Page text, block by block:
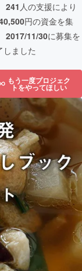
241 人の支援により
円の資金を集
2017/11/30に募集を
しました
もう一度プロジェク
トをやってほしい